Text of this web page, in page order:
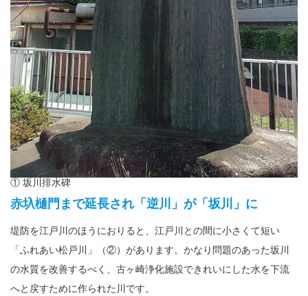
① 坂川排水碑
赤圦樋門まで延長され「逆川」が「坂川」に
堤防を江戸川のほうにおりると、江戸川との間に小さくて短い
「ふれあい松戸川」（②）があります。かなり問題のあった坂川
の水質を改善するべく、古ヶ崎浄化施設できれいにした水を下流
へと戻すために作られた川です。